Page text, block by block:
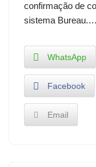
confirmação de
sistema Bureau.…
WhatsApp
Facebook
Email